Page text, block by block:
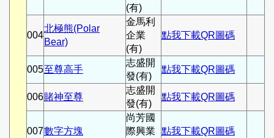
(有)
004
北極熊(Polar
Bear)
金馬利
企業
(有)
點我下載QR圖碼
005至尊高手
志盛開
發(有)
點我下載QR圖碼
006賭神至尊
志盛開
發(有)
點我下載QR圖碼
007數字方塊
尚芳國
際興業
點我下載QR圖碼